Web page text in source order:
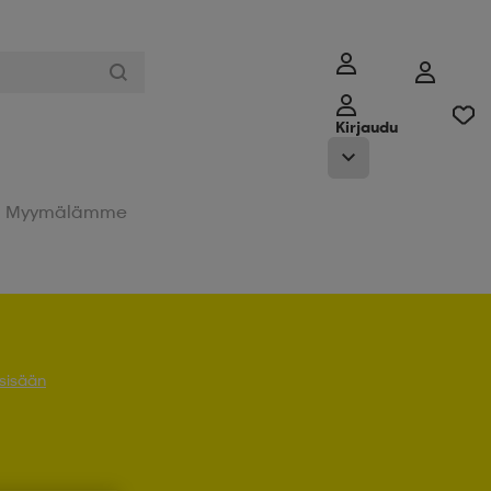
Kirjaudu
Myymälämme